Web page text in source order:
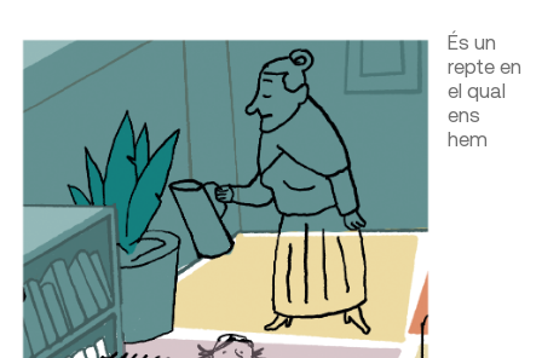
És un
repte en
el qual
ens
hem